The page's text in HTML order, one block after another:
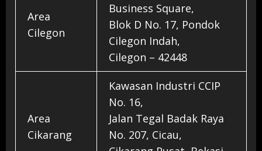
Area
Cilegon
Business Square,
Blok D No. 17, Pondok
Cilegon Indah,
Cilegon – 42448
Area
Cikarang
Kawasan Industri CCIP
No. 16,
Jalan Tegal Badak Raya
No. 207, Cicau,